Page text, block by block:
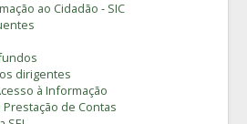
ao Cidadão - SIC
dirigentes
à Informação
de Contas